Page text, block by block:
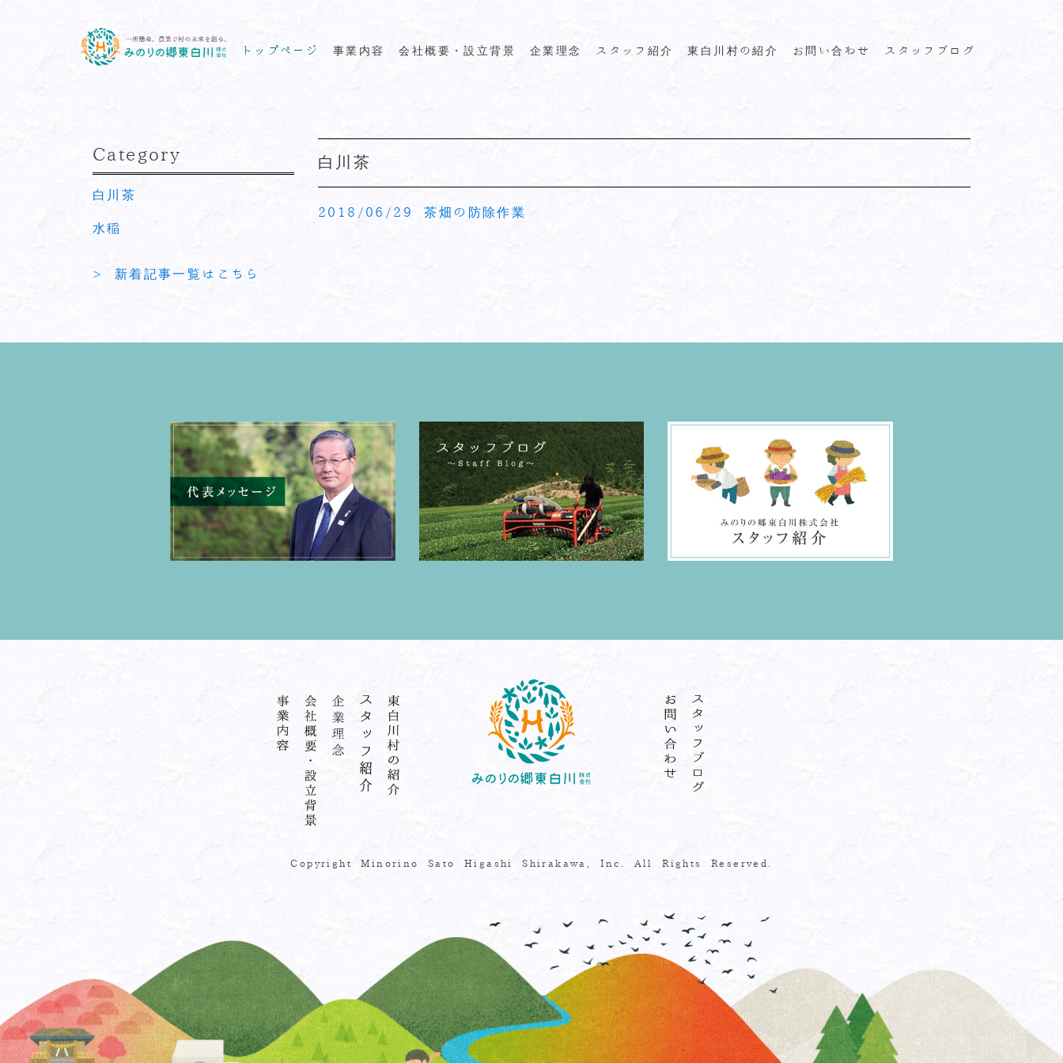
トップページ 事業内容 会社概要・設立背景 企業理念 スタッフ紹介 東白川村の紹介 お問い合わせ スタッフブログ
Category
白川茶
水稲
> 新着記事一覧はこちら
白川茶
2018/06/29 茶畑の防除作業
Copyright Minorino Sato Higashi Shirakawa, Inc. All Rights Reserved.